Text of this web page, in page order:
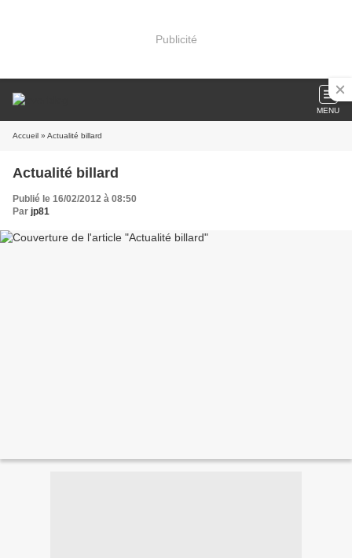
Publicité
MENU
Accueil » Actualité billard
Actualité billard
Publié le 16/02/2012 à 08:50
Par jp81